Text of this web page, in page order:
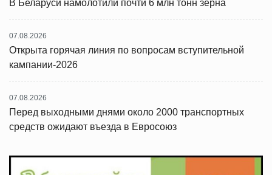
В Беларуси намолотили почти 6 млн тонн зерна
07.08.2026
Открыта горячая линия по вопросам вступительной
кампании-2026
07.08.2026
Перед выходными днями около 2000 транспортных
средств ожидают въезда в Евросоюз